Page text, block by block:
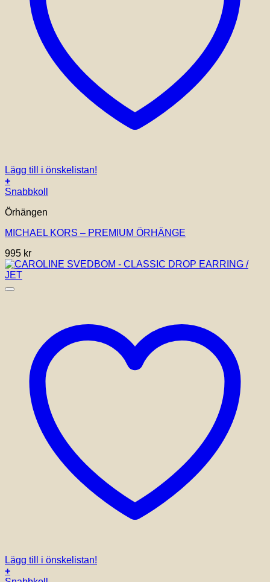
Lägg till i önskelistan!
+
Snabbkoll
Örhängen
MICHAEL KORS – PREMIUM ÖRHÄNGE
995 kr
Lägg till i önskelistan!
+